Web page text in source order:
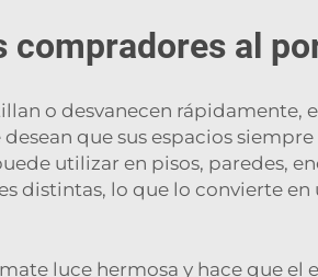
compradores al
o desvanecen rápidamente,
que sus espacios siempre
utilizar en pisos, paredes,
distintas, lo que lo convierte en
luce hermosa y hace que el